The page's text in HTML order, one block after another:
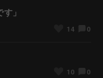
」
14 0
10 0